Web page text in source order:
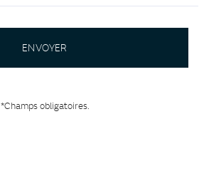
ENVOYER
*Champs obligatoires.